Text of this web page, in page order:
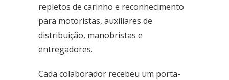
Taguatinga
Pistão Sul CSG 9
Fone: (61) 3030-6666
QNN 30 Área Especial F
repletos de carinho e reconhecimento
para motoristas, auxiliares de
distribuição, manobristas e
entregadores.
Cada colaborador recebeu um porta-